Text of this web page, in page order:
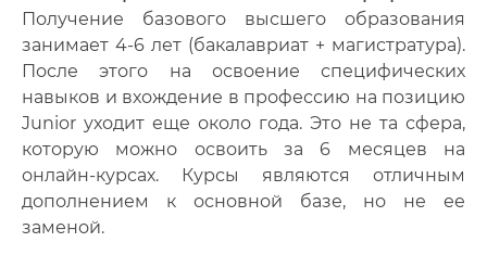
Получение базового высшего образования
занимает 4-6 лет (бакалавриат + магистратура).
После этого на освоение специфических
навыков и вхождение в профессию на позицию
Junior уходит еще около года. Это не та сфера,
которую можно освоить за 6 месяцев на
онлайн-курсах. Курсы являются отличным
дополнением к основной базе, но не ее
заменой.